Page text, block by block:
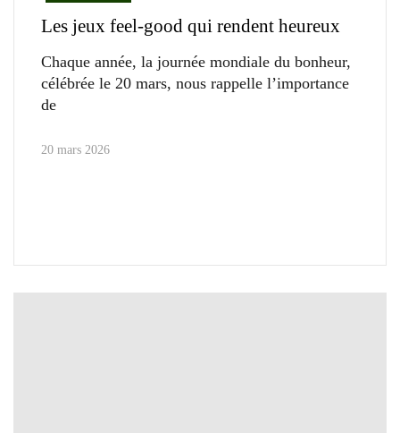
Les jeux feel-good qui rendent heureux
Chaque année, la journée mondiale du bonheur,
célébrée le 20 mars, nous rappelle l’importance
de
20 mars 2026